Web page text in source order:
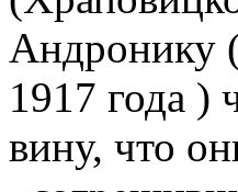
Андронику
1917 года )
вину, что